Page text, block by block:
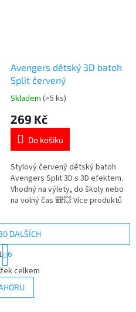
Avengers dětský 3D batoh
Split červený
Průměrné
produktu
5,0
5
hvězdiček.
Skladem (>5 ks)
269 Kč
Do košíku
Stylový červený dětský batoh
Avengers Split 3D s 3D efektem.
Vhodný na výlety, do školy nebo
na volný čas 🎒💥 Více produktů
O
v
l
á
DALŠÍCH
S
t
r
á
n
k
6
celkem